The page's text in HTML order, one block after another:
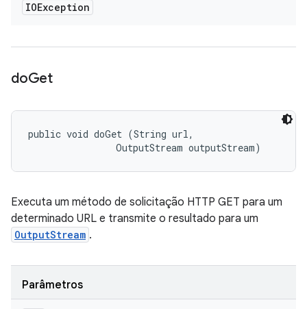
IOException
doGet
public void doGet (String url,
                OutputStream outputStream)
Executa um método de solicitação HTTP GET para um
determinado URL e transmite o resultado para um
OutputStream .
Parâmetros